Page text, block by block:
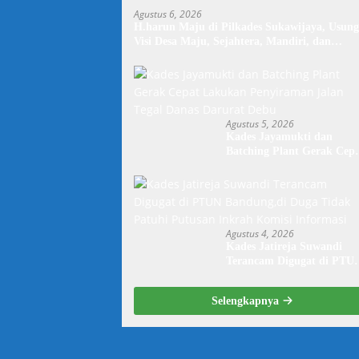
Agustus 6, 2026
Agustus 5, 2026
Agustus 4, 2026
Patuhi Putusan Inkrah
Komisi Informasi
Selengkapnya